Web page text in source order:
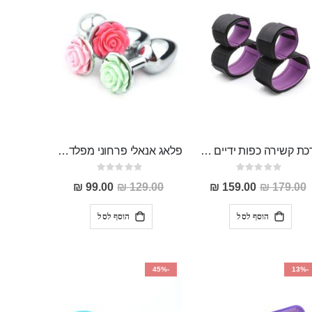
ערכת קשירה כפות ידיים לרגליים "Jizo"
Rating:
179.00 ₪
מחיר
מבצע
159.00 ₪
הוסף לסל
פלאג אנאלי פרחוני מפלדת על חלד 2.8 ס"מ רוחב 7.5 אורך Vered
Rating:
129.00 ₪
מחיר
מבצע
99.00 ₪
הוסף לסל
-13%
-45%